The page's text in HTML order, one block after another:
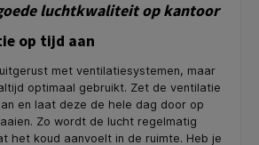
luchtkwaliteit op kantoor
op tijd aan
met ventilatiesystemen, maar
optimaal gebruikt. Zet de ventilatie
en laat deze de hele dag door op
Zo wordt de lucht regelmatig
het koud aanvoelt in de ruimte. Heb je